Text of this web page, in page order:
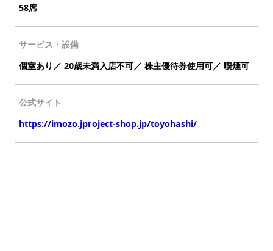
58席
サービス・設備
個室あり／ 20歳未満入店不可／ 株主優待券使用可／ 喫煙可
公式サイト
https://imozo.jproject-shop.jp/toyohashi/